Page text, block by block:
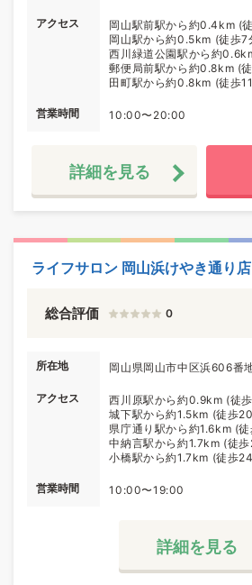
アクセス
岡山駅前駅から約0.4km (
岡山駅から約0.5km (徒歩7
西川緑道公園駅から約
郵便局前駅から約0.8km (
田町駅から約0.8km (徒歩
営業時間 10:00〜20:00
詳細を見る
ライフサロン 岡山浜けやき通り店
総合評価 0
所在地 岡山県岡山市中区浜606番
アクセス
西川原駅から約0.9km (徒
城下駅から約1.5km (徒歩
県庁通り駅から約1.6km (
中納言駅から約1.7km (徒
小橋駅から約1.7km (徒歩
営業時間 10:00〜19:00
詳細を見る